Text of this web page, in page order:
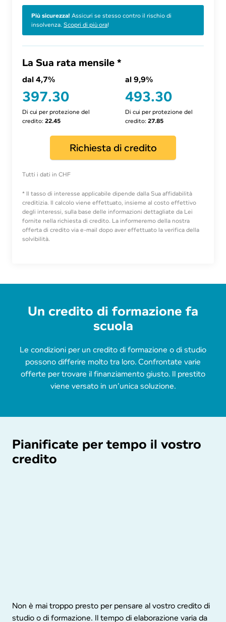
Più sicurezza! Assicuri se stesso contro il rischio di
insolvenza. Scopri di più ora!
La Sua rata mensile *
dal 4,7%
397.30
Di cui per protezione del
credito: 22.45
al 9,9%
493.30
Di cui per protezione del
credito: 27.85
Tutti i dati in CHF
* Il tasso di interesse applicabile dipende dalla Sua affidabilità
creditizia. Il calcolo viene effettuato, insieme al costo effettivo
degli interessi, sulla base delle informazioni dettagliate da Lei
fornite nella richiesta di credito. La informeremo della nostra
offerta di credito via e-mail dopo aver effettuato la verifica della
solvibilità.
Richiesta di credito
Un credito di formazione fa
scuola
Le condizioni per un credito di formazione o di studio
possono differire molto tra loro. Confrontate varie
offerte per trovare il finanziamento giusto. Il prestito
viene versato in un’unica soluzione.
Pia­ni­fi­ca­te per tempo il vostro
credito
Non è mai troppo presto per pensare al vostro credito di
studio o di formazione. Il tempo di elaborazione varia da